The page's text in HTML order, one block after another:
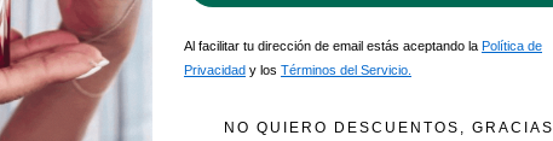
Al facilitar tu dirección de email estás aceptando la Política de
Privacidad y los Términos del Servicio.
NO QUIERO DESCUENTOS, GRACIAS